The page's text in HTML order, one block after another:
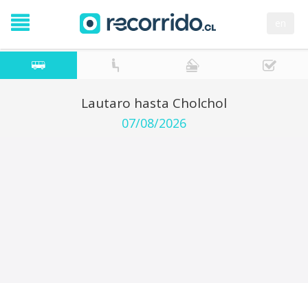
Lautaro hasta Cholchol
07/08/2026